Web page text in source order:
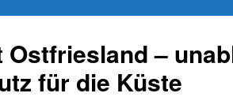
Ostfriesland –
für die Küste